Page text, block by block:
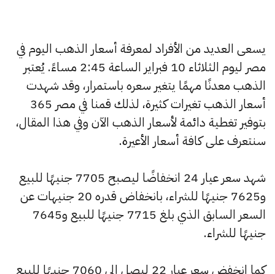
يسعى العديد من الأفراد لمعرفة أسعار الذهب اليوم في
مصر ليوم الثلاثاء 10 فبراير الساعة 2:45 مساءً. يُعتبر
الذهب معدنًا مهمًا يتغير سعره باستمرار، وقد شهدت
أسعار الذهب تغيرات كثيرة، لذلك قمنا في مصر 365
بتوفير تغطية دائمة لأسعار الذهب الآن وفي هذا المقال،
سنتعرف على كافة أسعار الأعيرة.
شهد سعر عيار 24 انخفاضًا ليصبح 7705 جنيهًا للبيع
و7625 جنيهًا للشراء، بانخفاض قدره 20 جنيهات عن
السعر السابق الذي بلغ 7715 جنيهًا للبيع و7645
جنيهًا للشراء.
كما انخفض سعر عيار 22 ليصل إلى 7060 جنيهًا للبيع